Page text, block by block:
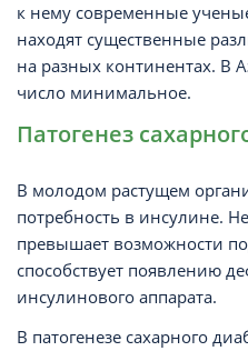
к нему современные
находят существенные
на разных континентах. В
число минимальное.
Патогенез
В молодом растущем
потребность в инсулине.
превышает возможности
способствует появлению
инсулинового аппарата.
В патогенезе сахарного